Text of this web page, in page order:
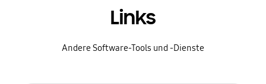
Links
Andere Software-Tools und -Dienste